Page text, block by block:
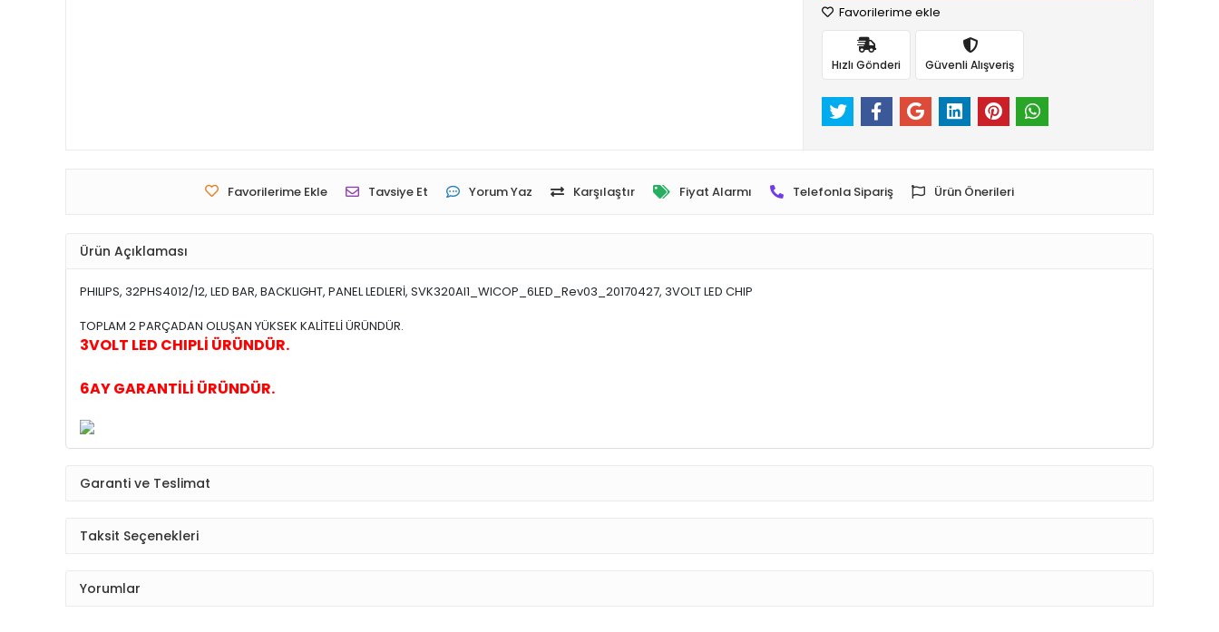
Favorilerime ekle
Hızlı Gönderi Güvenli Alışveriş
Favorilerime Ekle Tavsiye Et Yorum Yaz Karşılaştır Fiyat Alarmı Telefonla Sipariş Ürün Önerileri
Ürün Açıklaması
PHILIPS, 32PHS4012/12, LED BAR, BACKLIGHT, PANEL LEDLERİ, SVK320AI1_WICOP_6LED_Rev03_20170427, 3VOLT LED CHIP
TOPLAM 2 PARÇADAN OLUŞAN YÜKSEK KALİTELİ ÜRÜNDÜR.
3VOLT LED CHIPLİ ÜRÜNDÜR.
6AY GARANTİLİ ÜRÜNDÜR.
Garanti ve Teslimat
Taksit Seçenekleri
Yorumlar